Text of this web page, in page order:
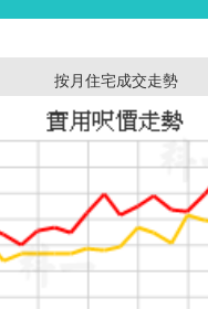
按月住宅成交走勢